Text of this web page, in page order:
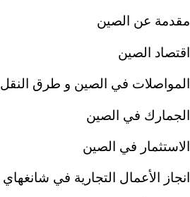
مقدمة عن الصين
اقتصاد الصين
المواصلات في الصين و طرق النقل
الجمارك في الصين
الاستثمار في الصين
انجاز الأعمال التجارية في شانغهاي